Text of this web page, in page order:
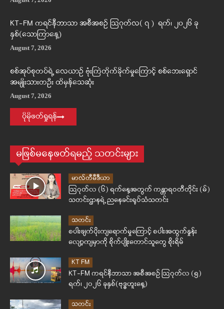
KT-FM ကရင်နီဘာသာ အစီအစဉ် ဩဂုတ်လ( ၇ ) ရက်၊ ၂၀၂၆ ခု
နှစ်(သောကြာနေ့)
August 7, 2026
စစ်အုပ်စုတပ်ရဲ့ လေယာဉ် ဗုံးကြဲတိုက်ခိုက်မှုကြောင့် စစ်ဘေးရှောင်
အမျိုးသားတဦး ထိမှန်သေဆုံး
August 7, 2026
ပိုမိုဖတ်ရှုရန်
မဖြစ်မနေဖတ်ရမည့် သတင်းများ
မာလ်တီမီဒီယာ
ဩဂုတ်လ (၆) ရက်နေ့အတွက် ကန္တာရဝတီတိုင်း (မ်)
သတင်းဌာနရဲ့ ညနေခင်းရုပ်သံသတင်း
သတင်း
စပါးဖျက်ပိုးကျရောက်မှုကြောင့် စပါးအထွက်နှုန်း
လျော့ကျမှာကို စိုက်ပျိုးတောင်သူတွေ စိုးရိမ်
KT FM
KT-FM ကရင်နီဘာသာ အစီအစဉ် ဩဂုတ်လ (၅)
ရက်၊ ၂၀၂၆ ခုနှစ်(ဗုဒ္ဓဟူးနေ့)
သတင်း